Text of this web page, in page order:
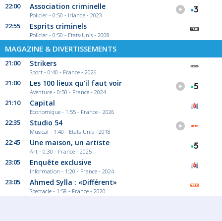
22:00 Association criminelle
Policier - 0:50 - Irlande - 2023
22:55 Esprits criminels
Policier - 0:50 - Etats-Unis - 2008
MAGAZINE & DIVERTISSEMENTS
21:00 Strikers
Sport - 0:40 - France - 2026
21:00 Les 100 lieux qu'il faut voir
Aventure - 0:50 - France - 2024
21:10 Capital
Economique - 1:55 - France - 2026
22:35 Studio 54
Musical - 1:40 - Etats-Unis - 2018
22:45 Une maison, un artiste
Art - 0:30 - France - 2025
23:05 Enquête exclusive
Information - 1:20 - France - 2024
23:05 Ahmed Sylla : «Différent»
Spectacle - 1:58 - France - 2020